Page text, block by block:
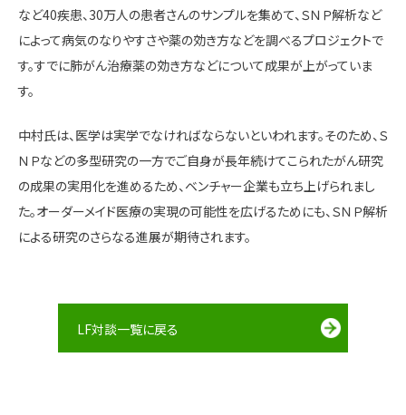
など40疾患、30万人の患者さんのサンプルを集めて、ＳＮＰ解析など
によって病気のなりやすさや薬の効き方などを調べるプロジェクトで
す。すでに肺がん治療薬の効き方などについて成果が上がっていま
す。
中村氏は、医学は実学でなければならないといわれます。そのため、Ｓ
ＮＰなどの多型研究の一方でご自身が長年続けてこられたがん研究
の成果の実用化を進めるため、ベンチャー企業も立ち上げられまし
た。オーダーメイド医療の実現の可能性を広げるためにも、ＳＮＰ解析
による研究のさらなる進展が期待されます。
LF対談一覧に戻る